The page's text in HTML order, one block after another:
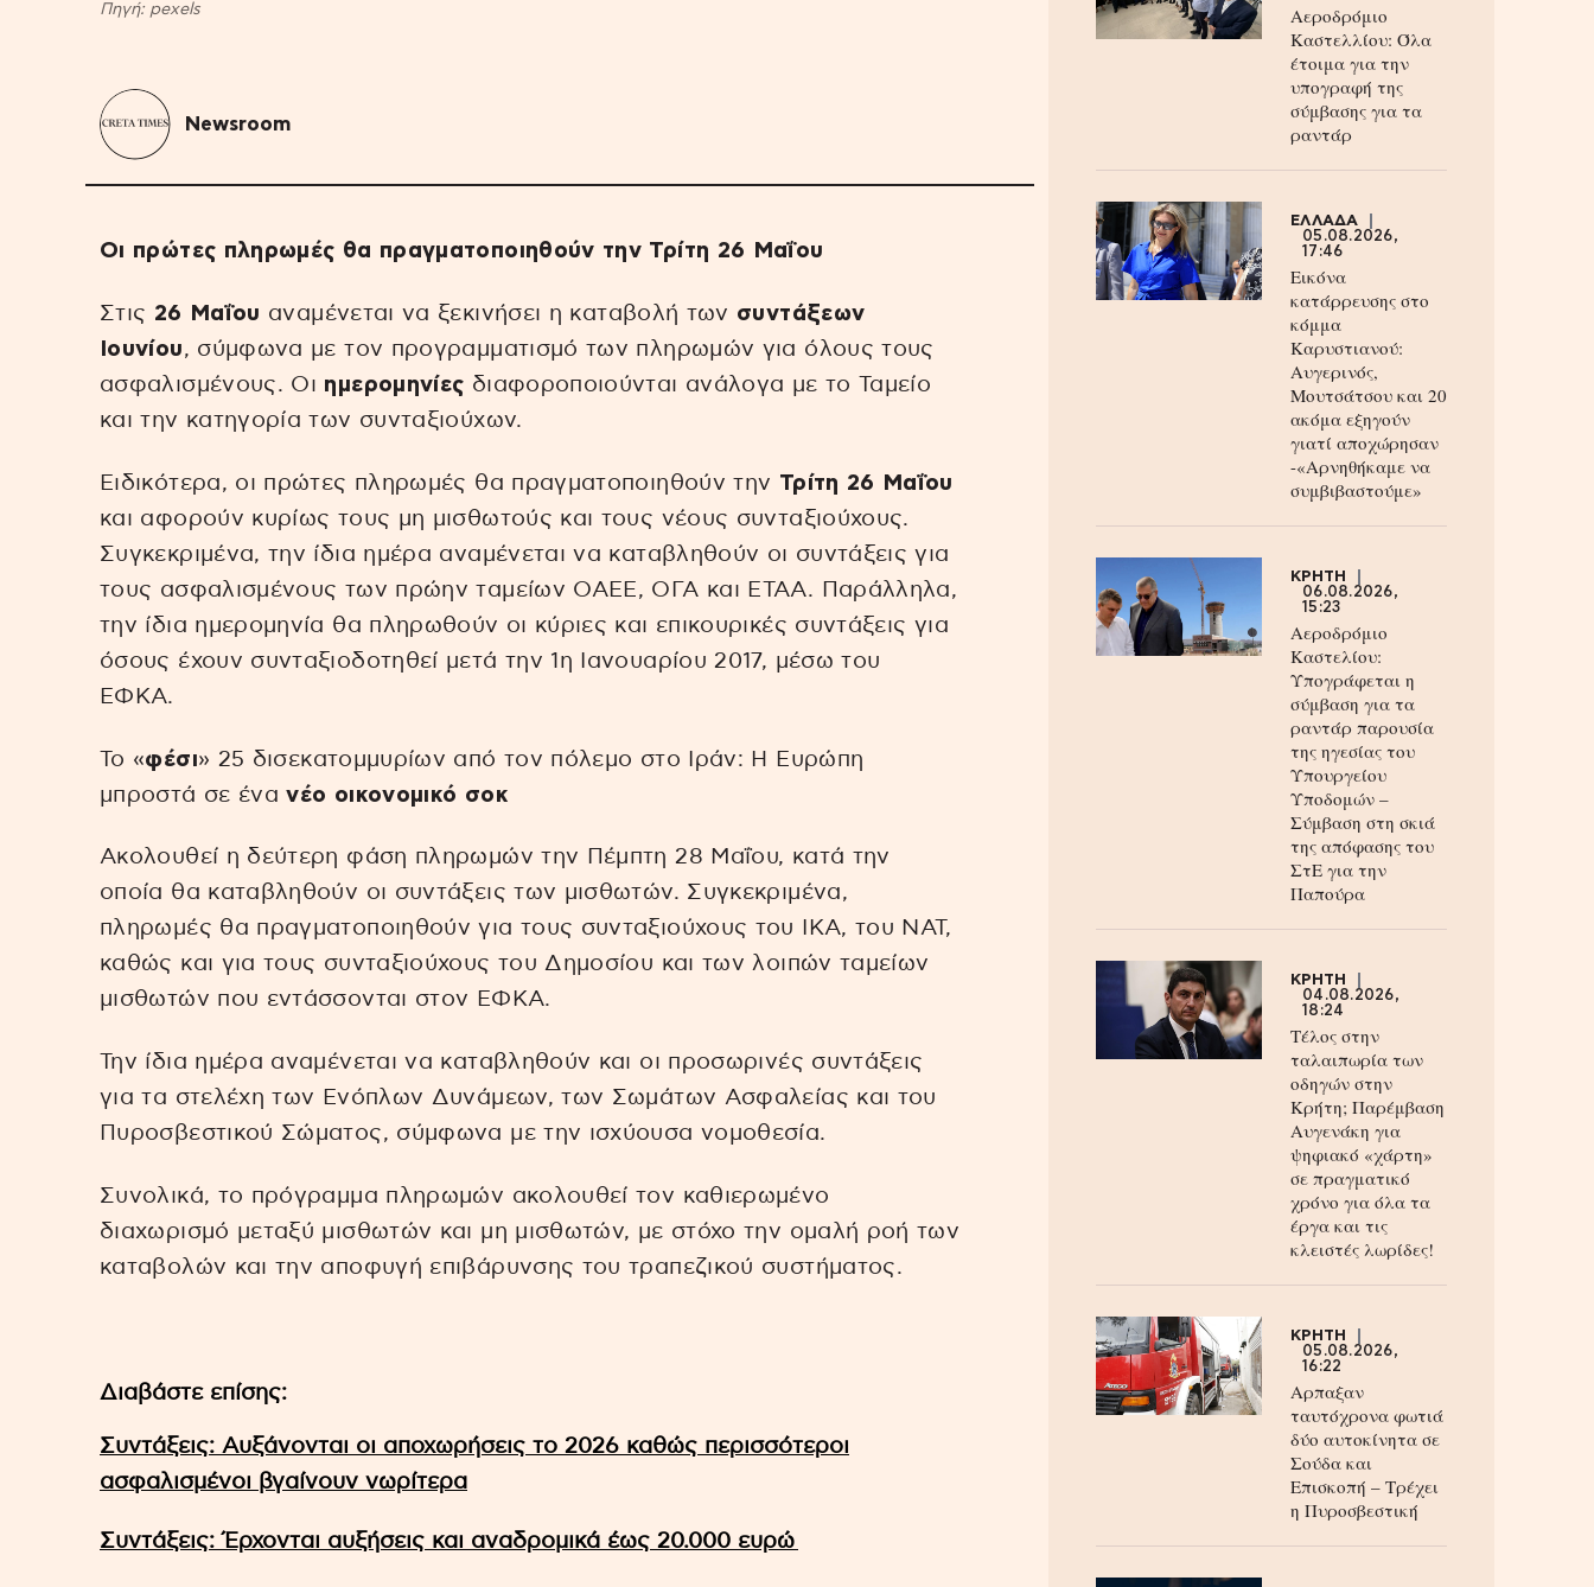
Πηγή: pexels
Newsroom
Οι πρώτες πληρωμές θα πραγματοποιηθούν την Τρίτη 26 Μαΐου
Στις 26 Μαΐου αναμένεται να ξεκινήσει η καταβολή των συντάξεων
Ιουνίου, σύμφωνα με τον προγραμματισμό των πληρωμών για όλους τους
ασφαλισμένους. Οι ημερομηνίες διαφοροποιούνται ανάλογα με το Ταμείο
και την κατηγορία των συνταξιούχων.
Ειδικότερα, οι πρώτες πληρωμές θα πραγματοποιηθούν την Τρίτη 26 Μαΐου
και αφορούν κυρίως τους μη μισθωτούς και τους νέους συνταξιούχους.
Συγκεκριμένα, την ίδια ημέρα αναμένεται να καταβληθούν οι συντάξεις για
τους ασφαλισμένους των πρώην ταμείων ΟΑΕΕ, ΟΓΑ και ΕΤΑΑ. Παράλληλα,
την ίδια ημερομηνία θα πληρωθούν οι κύριες και επικουρικές συντάξεις για
όσους έχουν συνταξιοδοτηθεί μετά την 1η Ιανουαρίου 2017, μέσω του
ΕΦΚΑ.
Το «φέσι» 25 δισεκατομμυρίων από τον πόλεμο στο Ιράν: Η Ευρώπη
μπροστά σε ένανέο οικονομικό σοκ
Ακολουθεί η δεύτερη φάση πληρωμών την Πέμπτη 28 Μαΐου, κατά την
οποία θα καταβληθούν οι συντάξεις των μισθωτών. Συγκεκριμένα,
πληρωμές θα πραγματοποιηθούν για τους συνταξιούχους του ΙΚΑ, του ΝΑΤ,
καθώς και για τους συνταξιούχους του Δημοσίου και των λοιπών ταμείων
μισθωτών που εντάσσονται στον ΕΦΚΑ.
Την ίδια ημέρα αναμένεται να καταβληθούν και οι προσωρινές συντάξεις
για τα στελέχη των Ενόπλων Δυνάμεων, των Σωμάτων Ασφαλείας και του
Πυροσβεστικού Σώματος, σύμφωνα με την ισχύουσα νομοθεσία.
Συνολικά, το πρόγραμμα πληρωμών ακολουθεί τον καθιερωμένο
διαχωρισμό μεταξύ μισθωτών και μη μισθωτών, με στόχο την ομαλή ροή των
καταβολών και την αποφυγή επιβάρυνσης του τραπεζικού συστήματος.
Διαβάστε επίσης:
Συντάξεις: Αυξάνονται οι αποχωρήσεις το 2026 καθώς περισσότεροι
ασφαλισμένοι βγαίνουν νωρίτερα
Συντάξεις: Έρχονται αυξήσεις και αναδρομικά έως 20.000 ευρώ
Αεροδρόμιο
Καστελλίου: Όλα
έτοιμα για την
υπογραφή της
σύμβασης για τα
ραντάρ
ΕΛΛΑΔΑ
05.08.2026,
17:46
Εικόνα
κατάρρευσης στο
κόμμα
Καρυστιανού:
Αυγερινός,
Μουτσάτσου και 20
ακόμα εξηγούν
γιατί αποχώρησαν
-«Αρνηθήκαμε να
συμβιβαστούμε»
ΚΡΗΤΗ
06.08.2026,
15:23
Αεροδρόμιο
Καστελίου:
Υπογράφεται η
σύμβαση για τα
ραντάρ παρουσία
της ηγεσίας του
Υπουργείου
Υποδομών –
Σύμβαση στη σκιά
της απόφασης του
ΣτΕ για την
Παπούρα
ΚΡΗΤΗ
04.08.2026,
18:24
Τέλος στην
ταλαιπωρία των
οδηγών στην
Κρήτη; Παρέμβαση
Αυγενάκη για
ψηφιακό «χάρτη»
σε πραγματικό
χρόνο για όλα τα
έργα και τις
κλειστές λωρίδες!
ΚΡΗΤΗ
05.08.2026,
16:22
Αρπαξαν
ταυτόχρονα φωτιά
δύο αυτοκίνητα σε
Σούδα και
Επισκοπή – Τρέχει
η Πυροσβεστική